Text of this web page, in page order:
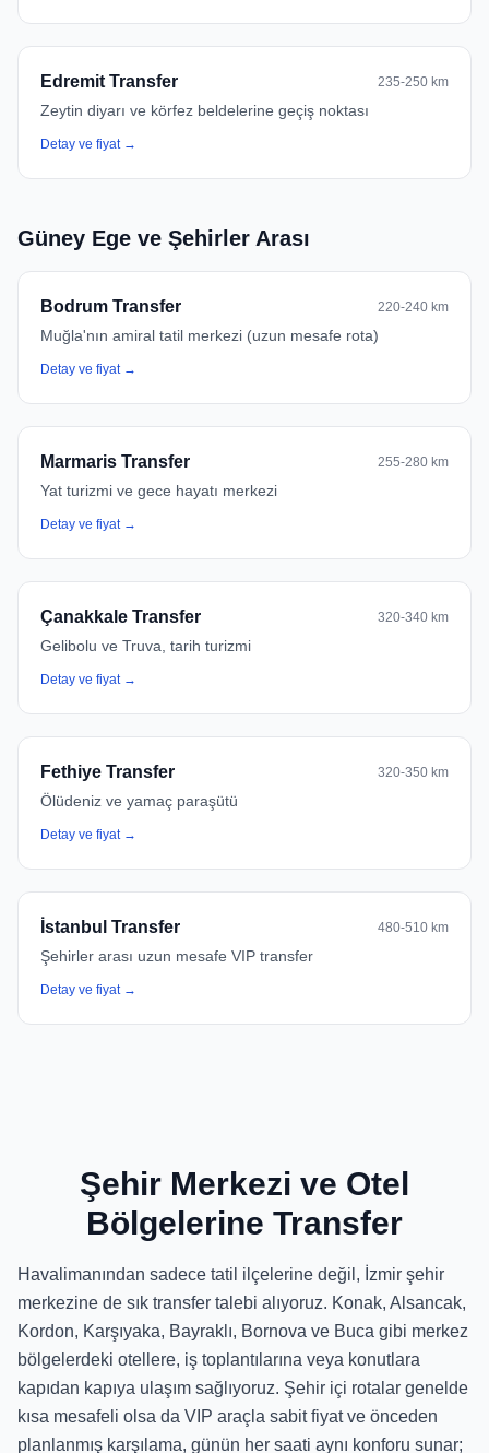
Edremit Transfer 235-250 km
Zeytin diyarı ve körfez beldelerine geçiş noktası
Detay ve fiyat →
Güney Ege ve Şehirler Arası
Bodrum Transfer 220-240 km
Muğla'nın amiral tatil merkezi (uzun mesafe rota)
Detay ve fiyat →
Marmaris Transfer 255-280 km
Yat turizmi ve gece hayatı merkezi
Detay ve fiyat →
Çanakkale Transfer 320-340 km
Gelibolu ve Truva, tarih turizmi
Detay ve fiyat →
Fethiye Transfer 320-350 km
Ölüdeniz ve yamaç paraşütü
Detay ve fiyat →
İstanbul Transfer 480-510 km
Şehirler arası uzun mesafe VIP transfer
Detay ve fiyat →
Şehir Merkezi ve Otel
Bölgelerine Transfer
Havalimanından sadece tatil ilçelerine değil, İzmir şehir
merkezine de sık transfer talebi alıyoruz. Konak, Alsancak,
Kordon, Karşıyaka, Bayraklı, Bornova ve Buca gibi merkez
bölgelerdeki otellere, iş toplantılarına veya konutlara
kapıdan kapıya ulaşım sağlıyoruz. Şehir içi rotalar genelde
kısa mesafeli olsa da VIP araçla sabit fiyat ve önceden
planlanmış karşılama, günün her saati aynı konforu sunar;